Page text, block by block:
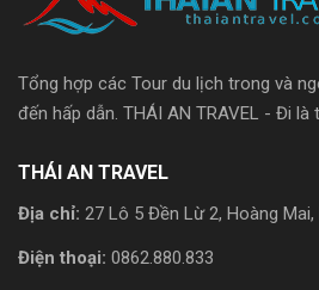
Tổng hợp các Tour du lịch trong và
đến hấp dẫn. THÁI AN TRAVEL - Đi là
THÁI AN TRAVEL
Địa chỉ: 27 Lô 5 Đền Lừ 2, Hoàng Mai,
Điện thoại: 0862.880.833